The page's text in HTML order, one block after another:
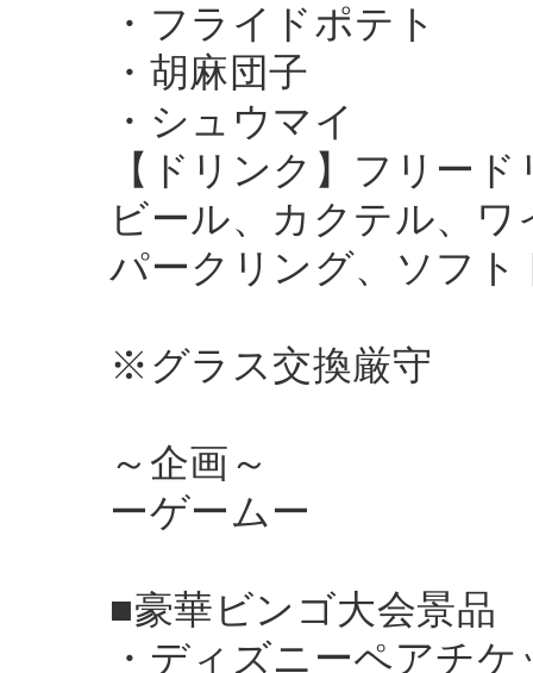
・フライドポテト
・胡麻団子
・シュウマイ
【ドリンク】フリー
ビール、カクテル、
パークリング、ソフト
※グラス交換厳守
～企画～
ーゲームー
■豪華ビンゴ大会景品
・ディズニーペアチケ